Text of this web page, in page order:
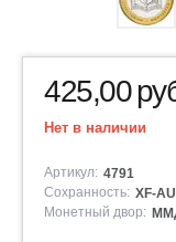
425,00
Нет в наличии
Артикул: 4791
Сохранность: XF-AU
Монетный двор: